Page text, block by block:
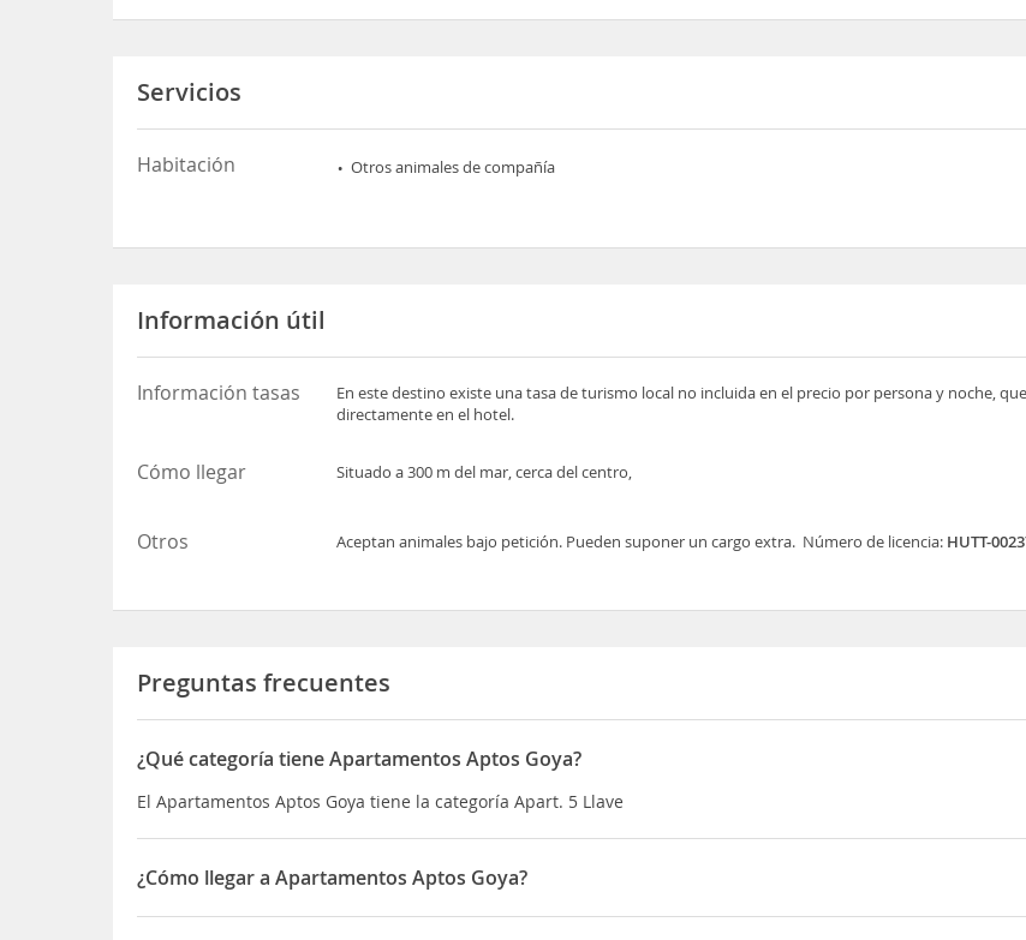
Servicios
Habitación Otros animales de compañía
Información útil
Información tasas
En este destino existe una tasa de turismo local no incluida en el precio por persona y noche,
directamente en el hotel.
Cómo llegar Situado a 300 m del mar, cerca del centro,
Otros Aceptan animales bajo petición. Pueden suponer un cargo extra. Número de licencia: HUTT-
Preguntas frecuentes
¿Qué categoría tiene Apartamentos Aptos Goya?
El Apartamentos Aptos Goya tiene la categoría Apart. 5 Llave
¿Cómo llegar a Apartamentos Aptos Goya?
Situado a 300 m del mar, cerca del centro,